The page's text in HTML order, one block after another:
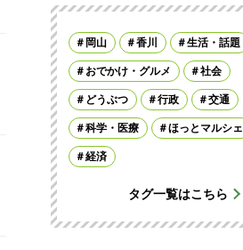
岡山 香川 生活・話題
おでかけ・グルメ 社会
どうぶつ 行政 交通
科学・医療 ほっとマルシェ
経済
タグ一覧はこちら